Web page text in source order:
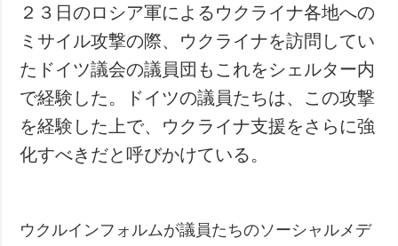
インタビュー
写真
動画
フォトバンク
２３日のロシア軍によるウクライナ各地への
ミサイル攻撃の際、ウクライナを訪問してい
たドイツ議会の議員団もこれをシェルター内
で経験した。ドイツの議員たちは、この攻撃
を経験した上で、ウクライナ支援をさらに強
化すべきだと呼びかけている。
ウクルインフォルムが議員たちのソーシャルメデ